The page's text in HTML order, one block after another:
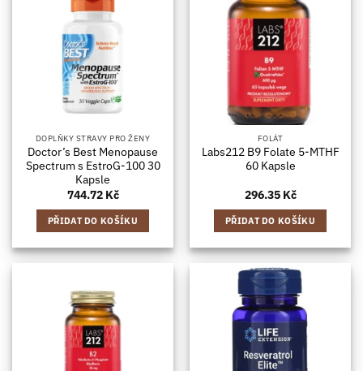
DOPLŇKY STRAVY PRO ŽENY
Doctor’s Best Menopause
Spectrum s EstroG-100 30
Kapsle
744.72 Kč
PŘIDAT DO KOŠÍKU
FOLÁT
Labs212 B9 Folate 5-MTHF
60 Kapsle
296.35 Kč
PŘIDAT DO KOŠÍKU